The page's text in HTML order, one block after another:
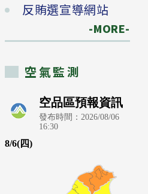
反賄選宣導網站
-MORE-
空氣監測